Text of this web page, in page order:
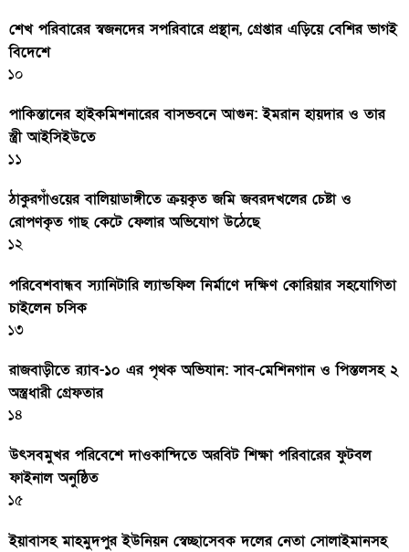
শেখ পরিবারের স্বজনদের সপরিবারে প্রস্থান, গ্রেপ্তার এড়িয়ে বেশির ভাগই
বিদেশে
১০
পাকিস্তানের হাইকমিশনারের বাসভবনে আগুন: ইমরান হায়দার ও তার
স্ত্রী আইসিইউতে
১১
ঠাকুরগাঁওয়ের বালিয়াডাঙ্গীতে ক্রয়কৃত জমি জবরদখলের চেষ্টা ও
রোপণকৃত গাছ কেটে ফেলার অভিযোগ উঠেছে
১২
পরিবেশবান্ধব স্যানিটারি ল্যান্ডফিল নির্মাণে দক্ষিণ কোরিয়ার সহযোগিতা
চাইলেন চসিক
১৩
রাজবাড়ীতে র‍্যাব-১০ এর পৃথক অভিযান: সাব-মেশিনগান ও পিস্তলসহ ২
অস্ত্রধারী গ্রেফতার
১৪
উৎসবমুখর পরিবেশে দাওকান্দিতে অরবিট শিক্ষা পরিবারের ফুটবল
ফাইনাল অনুষ্ঠিত
১৫
ইয়াবাসহ মাহমুদপুর ইউনিয়ন স্বেচ্ছাসেবক দলের নেতা সোলাইমানসহ